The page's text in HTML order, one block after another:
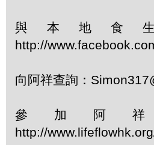
與本地食
http://
向阿祥查詢：
參加阿
http://